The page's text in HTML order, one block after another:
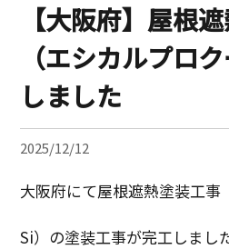
【大阪府】屋根
（エシカルプロ
しました
2025/12/12
大阪府にて屋根遮熱塗装工事
Si）の塗装工事が完工しまし